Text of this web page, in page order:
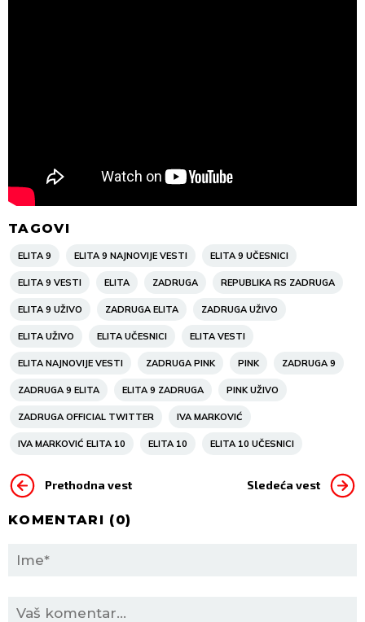
TAGOVI
ELITA 9 ELITA 9 NAJNOVIJE VESTI ELITA 9 UČESNICI
ELITA 9 VESTI ELITA ZADRUGA REPUBLIKA RS ZADRUGA
ELITA 9 UŽIVO ZADRUGA ELITA ZADRUGA UŽIVO
ELITA UŽIVO ELITA UČESNICI ELITA VESTI
ELITA NAJNOVIJE VESTI ZADRUGA PINK PINK ZADRUGA 9
ZADRUGA 9 ELITA ELITA 9 ZADRUGA PINK UŽIVO
ZADRUGA OFFICIAL TWITTER IVA MARKOVIĆ
IVA MARKOVIĆ ELITA 10 ELITA 10 ELITA 10 UČESNICI
Prethodna vest Sledeća vest
KOMENTARI (0)